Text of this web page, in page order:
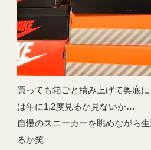
買っても箱ごと積み上げて奥底
は年に1,2度見るか見ないか…
自慢のスニーカーを眺めながら
るか笑